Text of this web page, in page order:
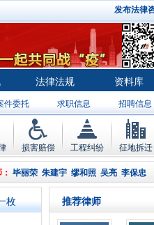
发布法律
法律法规 资料库
件委托 求职信息 招聘信息
损害赔偿 工程纠纷 征地拆迁
毕丽荣 朱建宇 缪和照 吴亮 李保忠
枚
枚
枚
推荐律师